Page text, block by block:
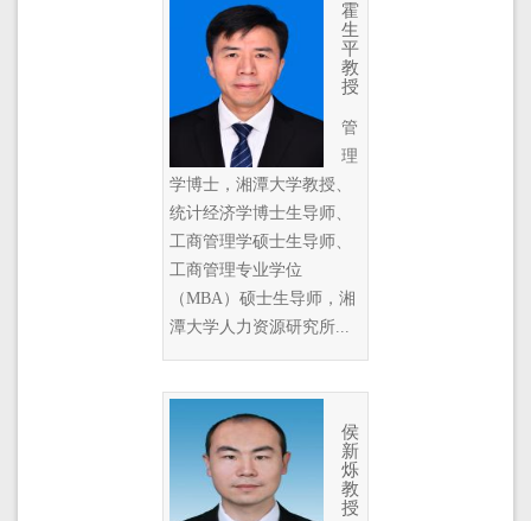
霍
生
平
教
授
管
理
学博士，湘潭大学教授、
统计经济学博士生导师、
工商管理学硕士生导师、
工商管理专业学位
（MBA）硕士生导师，湘
潭大学人力资源研究所...
侯
新
烁
教
授